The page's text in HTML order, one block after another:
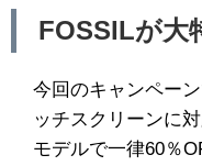
FOSSILが大
今回のキャンペー
ッチスクリーンに
モデルで一律60％